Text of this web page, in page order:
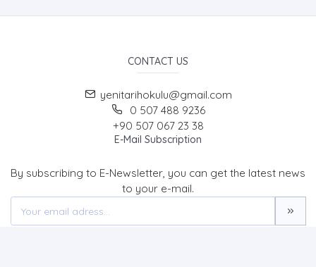
CONTACT US
yenitarihokulu@gmail.com
0 507 488 9236
+90 507 067 23 38
E-Mail Subscription
By subscribing to E-Newsletter, you can get the latest news
to your e-mail.